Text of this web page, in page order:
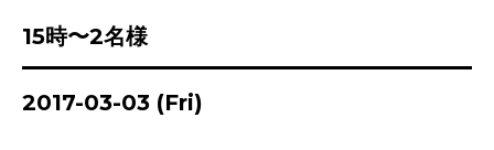
15時〜2名様
2017-03-03 (Fri)